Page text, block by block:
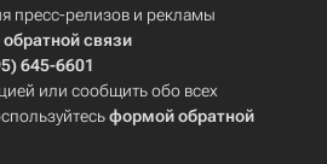
пресс-релизов и рекламы
связи
645-6601
или сообщить обо всех
формой обратной